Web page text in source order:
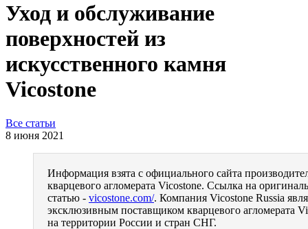
Уход и обслуживание
поверхностей из
искусственного камня
Vicostone
Все статьи
8 июня 2021
Информация взята с официального сайта
кварцевого агломерата Vicostone. Ссылка на
статью - vicostone.com/. Компания Vicostone Russia
эксклюзивным поставщиком кварцевого агломерата
на территории России и стран СНГ.